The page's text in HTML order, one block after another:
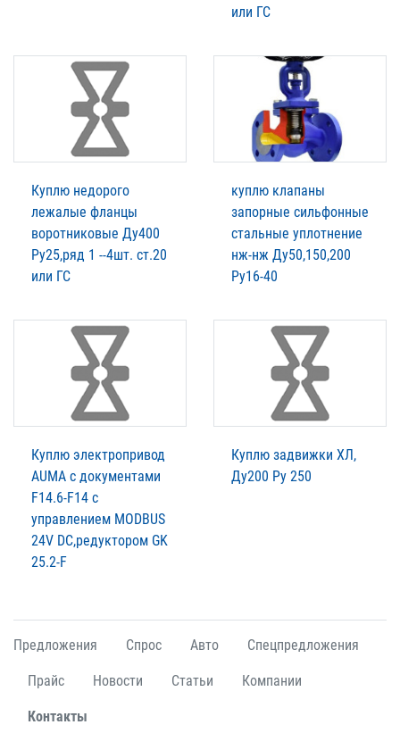
или ГС
Куплю недорого
лежалые фланцы
воротниковые Ду400
Ру25,ряд 1 --4шт. ст.20
или ГС
куплю клапаны
запорные сильфонные
стальные уплотнение
нж-нж Ду50,150,200
Ру16-40
Куплю электропривод
AUMA c документами
F14.6-F14 с
управлением MODBUS
24V DC,редуктором GK
25.2-F
Куплю задвижки ХЛ,
Ду200 Ру 250
Предложения Спрос Авто Спецпредложения
Прайс Новости Статьи Компании
Контакты